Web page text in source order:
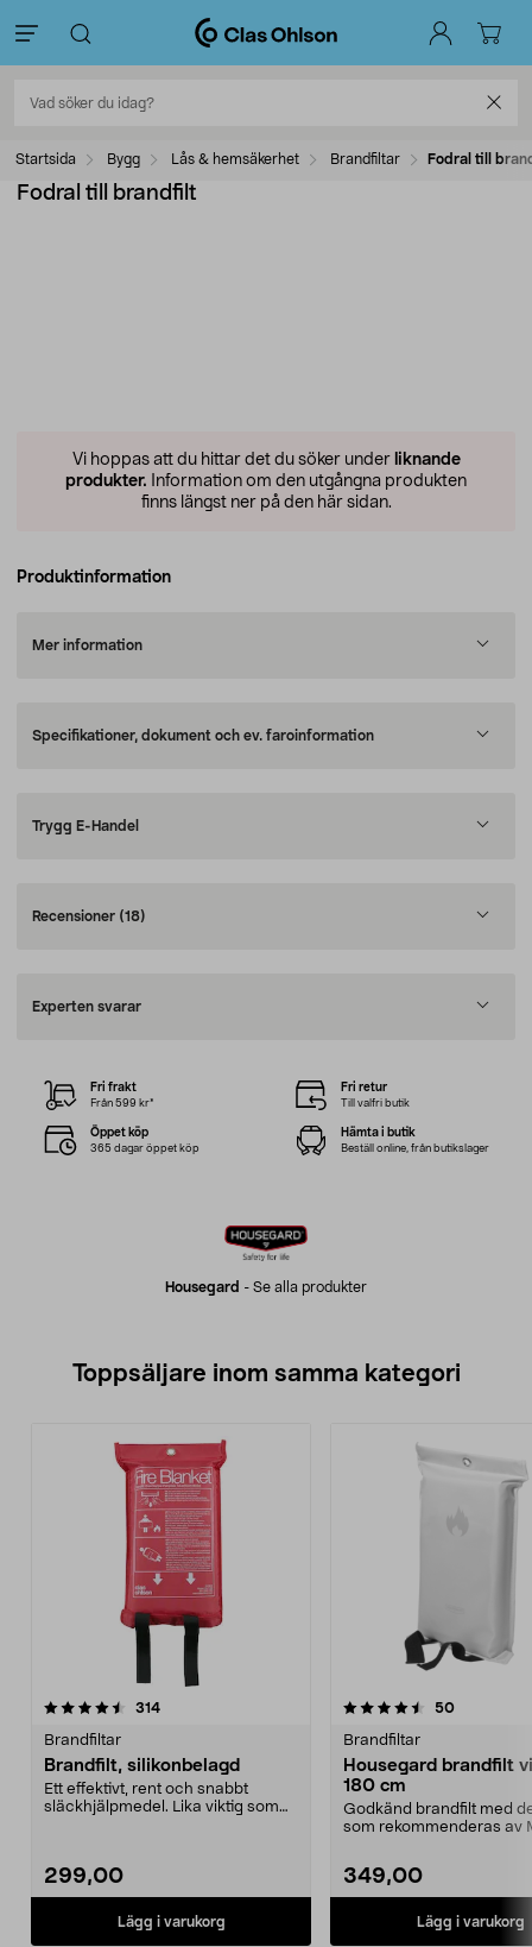
Startsida Bygg Lås & hemsäkerhet Brandfiltar Fodral till
Fodral till brandfilt
Vi hoppas att du hittar det du söker under liknande
produkter. Information om den utgångna produkten
finns längst ner på den här sidan.
Produktinformation
Mer information
Specifikationer, dokument och ev. faroinformation
Trygg E-Handel
Recensioner (18)
Experten svarar
Housegard - Se alla produkter
Fri frakt
Från 599 kr*
Fri retur
Till valfri butik
Öppet köp
365 dagar öppet köp
Hämta i butik
Beställ online, från butikslager
Toppsäljare inom samma kategori
314recensioner
Brandfiltar
Brandfilt, silikonbelagd
Ett effektivt, rent och snabbt
släckhjälpmedel. Lika viktig som
299,00
Lägg i varukorg
4.5 av 5 stjärnor 50
Brandfiltar
Housegard brandfilt
180 cm
Godkänd brandfilt med
som rekommenderas av
349,00
Lägg i varukorg
4.5 av 5 stjärnor